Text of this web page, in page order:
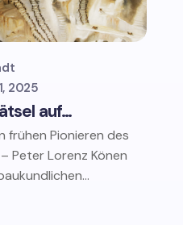
auf…
2025
frühen Pionieren des
Peter Lorenz Könen